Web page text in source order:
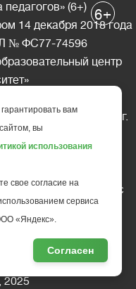
педагогов» (6+)
14 декабря 2018 года
№ ФС77-74596
центр
Карелия, г.
д.10, офис 211
685-10-45
допускается только c
редакции
обязательна.
центр
"Мой
2025
6+
вам
вы
использования
свое согласие на
сервиса
«Яндекс».
Согласен